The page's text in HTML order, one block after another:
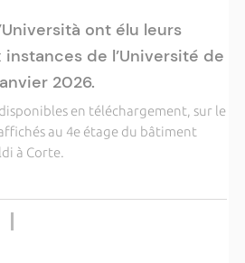
ont élu leurs
de l’Université de
2026.
en téléchargement, sur le
au 4e étage du bâtiment
à Corte.